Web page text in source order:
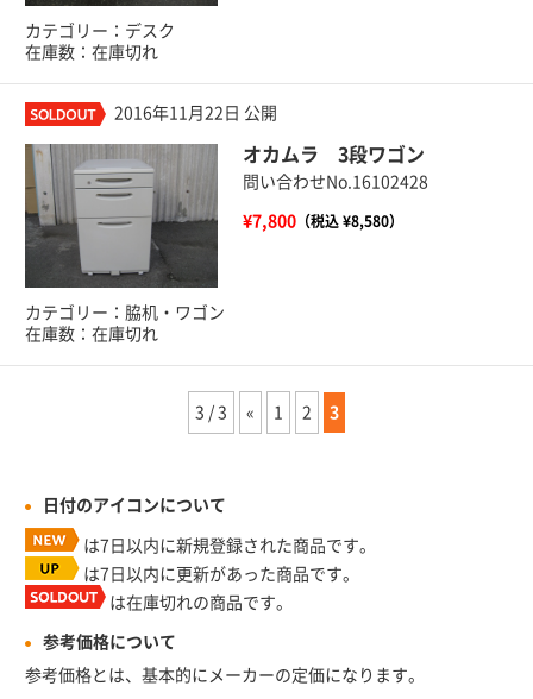
カテゴリー：デスク
在庫数：在庫切れ
2016年11月22日 公開
オカムラ 3段ワゴン
問い合わせNo.16102428
¥7,800（税込 ¥8,580）
カテゴリー：脇机・ワゴン
在庫数：在庫切れ
3 / 3 « 1 2 3
日付のアイコンについて
は7日以内に新規登録された商品です。
は7日以内に更新があった商品です。
は在庫切れの商品です。
参考価格について
参考価格とは、基本的にメーカーの定価になります。